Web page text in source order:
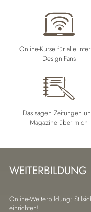
Online-Kurse für alle
Design-Fans
Das sagen Zeitungen
Magazine über mich
WEITERBILDUNG
Navigation
Online-Weiterbildung:
einrichten!